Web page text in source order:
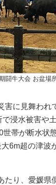
闘牛大会 お盆場
害に見舞われ
で浸水被害や
帯が断水状
6m超の津波
たり、愛媛